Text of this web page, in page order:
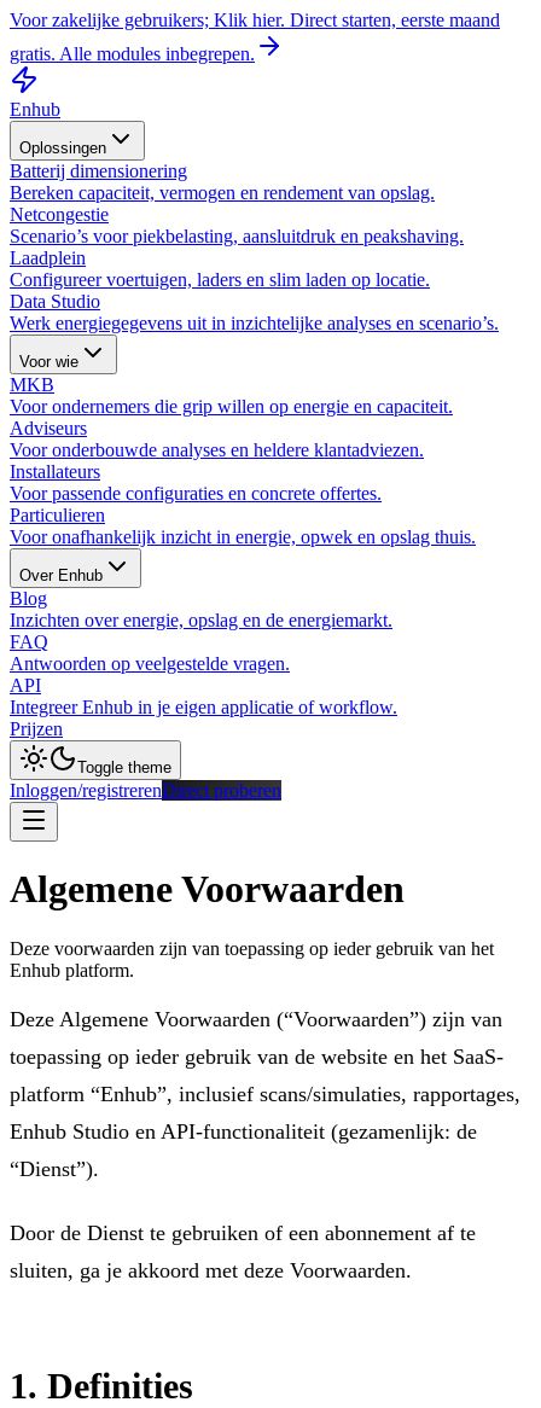
Voor zakelijke gebruikers; Klik hier. Direct starten, eerste maand
gratis. Alle modules inbegrepen.
Enhub
Oplossingen
Batterij dimensionering
Bereken capaciteit, vermogen en rendement van opslag.
Netcongestie
Scenario’s voor piekbelasting, aansluitdruk en peakshaving.
Laadplein
Configureer voertuigen, laders en slim laden op locatie.
Data Studio
Werk energiegegevens uit in inzichtelijke analyses en scenario’s.
Voor wie
MKB
Voor ondernemers die grip willen op energie en capaciteit.
Adviseurs
Voor onderbouwde analyses en heldere klantadviezen.
Installateurs
Voor passende configuraties en concrete offertes.
Particulieren
Voor onafhankelijk inzicht in energie, opwek en opslag thuis.
Over Enhub
Blog
Inzichten over energie, opslag en de energiemarkt.
FAQ
Antwoorden op veelgestelde vragen.
API
Integreer Enhub in je eigen applicatie of workflow.
Prijzen
Toggle theme
Inloggen/registrerenDirect proberen
Algemene Voorwaarden
Deze voorwaarden zijn van toepassing op ieder gebruik van het
Enhub platform.
Deze Algemene Voorwaarden (“Voorwaarden”) zijn van
toepassing op ieder gebruik van de website en het SaaS-
platform “Enhub”, inclusief scans/simulaties, rapportages,
Enhub Studio en API-functionaliteit (gezamenlijk: de
“Dienst”).
Door de Dienst te gebruiken of een abonnement af te
sluiten, ga je akkoord met deze Voorwaarden.
1. Definities